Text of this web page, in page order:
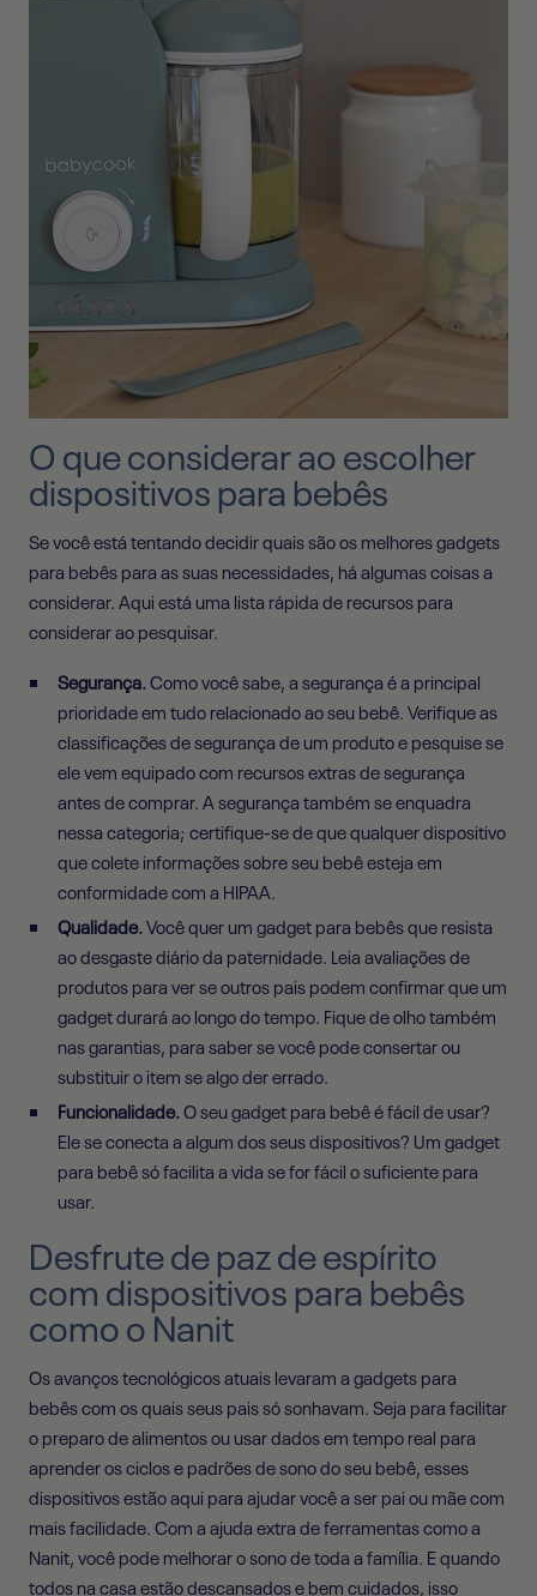
O que considerar ao escolher
dispositivos para bebês
Se você está tentando decidir quais são os melhores gadgets
para bebês para as suas necessidades, há algumas coisas a
considerar. Aqui está uma lista rápida de recursos para
considerar ao pesquisar.
Segurança. Como você sabe, a segurança é a principal
prioridade em tudo relacionado ao seu bebê. Verifique as
classificações de segurança de um produto e pesquise se
ele vem equipado com recursos extras de segurança
antes de comprar. A segurança também se enquadra
nessa categoria; certifique-se de que qualquer dispositivo
que colete informações sobre seu bebê esteja em
conformidade com a HIPAA.
Qualidade. Você quer um gadget para bebês que resista
ao desgaste diário da paternidade. Leia avaliações de
produtos para ver se outros pais podem confirmar que um
gadget durará ao longo do tempo. Fique de olho também
nas garantias, para saber se você pode consertar ou
substituir o item se algo der errado.
Funcionalidade. O seu gadget para bebê é fácil de usar?
Ele se conecta a algum dos seus dispositivos? Um gadget
para bebê só facilita a vida se for fácil o suficiente para
usar.
Desfrute de paz de espírito
com dispositivos para bebês
como o Nanit
Os avanços tecnológicos atuais levaram a gadgets para
bebês com os quais seus pais só sonhavam. Seja para facilitar
o preparo de alimentos ou usar dados em tempo real para
aprender os ciclos e padrões de sono do seu bebê, esses
dispositivos estão aqui para ajudar você a ser pai ou mãe com
mais facilidade. Com a ajuda extra de ferramentas como a
Nanit, você pode melhorar o sono de toda a família. E quando
todos na casa estão descansados ​​e bem cuidados, isso